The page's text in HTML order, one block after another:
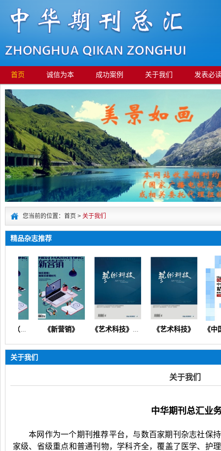
首页 诚信为本 成功案例 关于我们 发表必
您当前的位置：首页 > 关于我们
精品杂志推荐
《新营销》（产业发展企业管理人力资源财务会计科教创新） 《新营销》 《艺术科技》（文化产业人文科技美学技术创新管理文艺教研） 《艺术科技》
关于我们
关于我们
中华期刊总汇业
本网作为一个期刊推荐平台，与数百家期刊杂志社保
家级、省级重点和普通刊物，学科齐全，覆盖了医学、护